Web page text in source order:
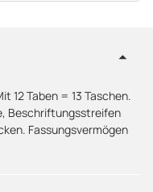
12 Taben = 13 Taschen.
Beschriftungsstreifen
Fassungsvermögen